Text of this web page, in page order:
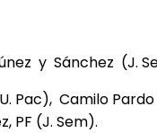
y Sánchez (J.
Pac), Camilo
PF (J. Sem).